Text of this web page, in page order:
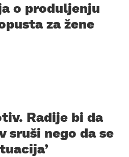
o produljenju
za žene
Radije bi da
sruši nego da se